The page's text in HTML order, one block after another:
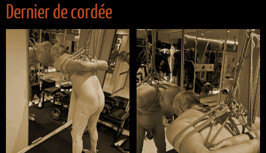
Dernier de cordée